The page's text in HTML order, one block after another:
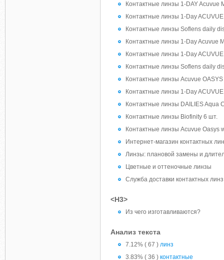
Контактные линзы 1-DAY Acuvue
Контактные линзы 1-Day
Контактные линзы Soflens daily
Контактные линзы 1-Day Acuvue
Контактные линзы 1-Day
Контактные линзы Soflens daily
Контактные линзы Acuvue
Контактные линзы 1-Day
Контактные линзы DAILIES Aqua
Контактные линзы Biofinity 6 шт.
Контактные линзы Acuvue Oasys
Интернет-магазин контактных
Линзы: плановой замены и
Цветные и оттеночные линзы
Служба доставки контактных линз
<H3>
Из чего изготавливаются?
Анализ текста
7.12% ( 67 ) линз
3.83% ( 36 ) контактные